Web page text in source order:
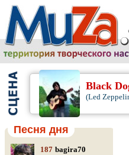
Black
(Led
Песня дня
187 bagira70